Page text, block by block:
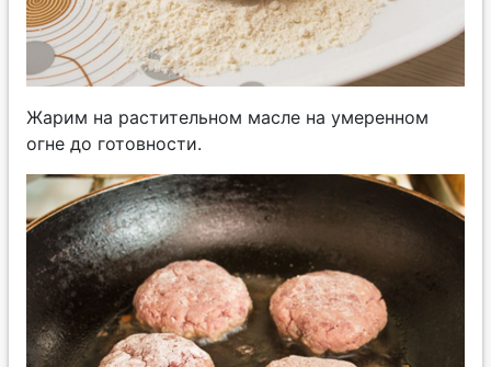
Жарим на растительном масле на умеренном
огне до готовности.